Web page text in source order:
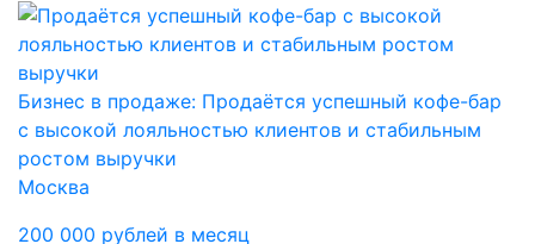
Бизнес в продаже: Продаётся успешный кофе-бар
с высокой лояльностью клиентов и стабильным
ростом выручки
Москва
200 000 рублей в месяц